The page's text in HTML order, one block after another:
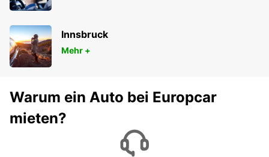
Innsbruck
Mehr +
Warum ein Auto bei Europcar
mieten?